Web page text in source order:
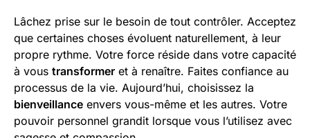
Lâchez prise sur le besoin de tout contrôler. Acceptez
que certaines choses évoluent naturellement, à leur
propre rythme. Votre force réside dans votre capacité
à vous transformer et à renaître. Faites confiance au
processus de la vie. Aujourd’hui, choisissez la
bienveillance envers vous-même et les autres. Votre
pouvoir personnel grandit lorsque vous l’utilisez avec